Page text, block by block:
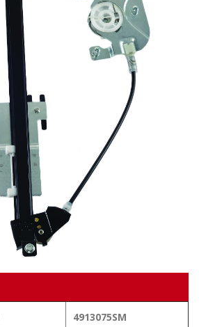
4913075SM